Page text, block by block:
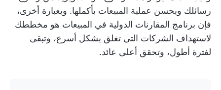
رسائلك ويحسن عملية المبيعات بأكملها. وبعبارة أخرى،
فإن برنامج المقارنات الدولية في المبيعات هو مخططك
لاستهداف الشركات التي تغلق بشكل أسرع، وتبقى
لفترة أطول، وتحقق أعلى عائد.